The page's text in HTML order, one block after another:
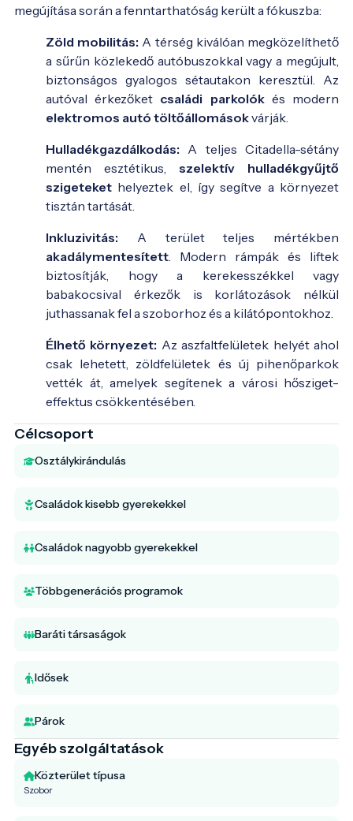
megújítása során a fenntarthatóság került a fókuszba:
Zöld mobilitás: A térség kiválóan megközelíthető
a sűrűn közlekedő autóbuszokkal vagy a megújult,
biztonságos gyalogos sétautakon keresztül. Az
autóval érkezőket családi parkolókés modern
elektromos autó töltőállomásokvárják.
Hulladékgazdálkodás: A teljes Citadella-sétány
mentén esztétikus, szelektív hulladékgyűjtő
szigeteket helyeztek el, így segítve a környezet
tisztán tartását.
Inkluzivitás: A terület teljes mértékben
akadálymentesített . Modern rámpák és liftek
biztosítják, hogy a kerekesszékkel vagy
babakocsival érkezők is korlátozások nélkül
juthassanak fel a szoborhoz és a kilátópontokhoz.
Élhető környezet: Az aszfaltfelületek helyét ahol
csak lehetett, zöldfelületek és új pihenőparkok
vették át, amelyek segítenek a városi hősziget-
effektus csökkentésében.
Célcsoport
Osztálykirándulás
Családok kisebb gyerekekkel
Családok nagyobb gyerekekkel
Többgenerációs programok
Baráti társaságok
Idősek
Párok
Egyéb szolgáltatások
Közterület típusa
Szobor